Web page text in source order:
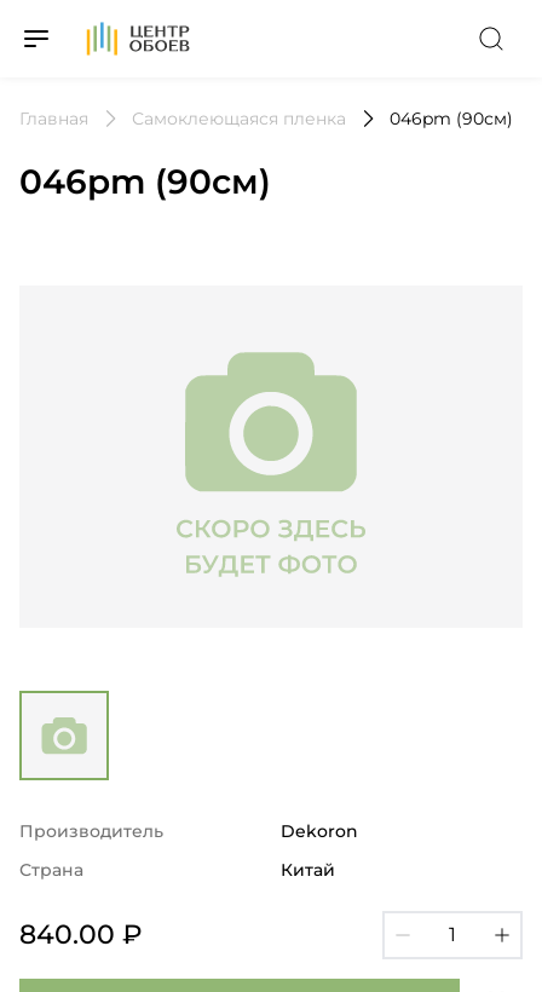
На Главную
Главная Самоклеющаяся пленка 046pm (90см)
046pm (90см)
Производитель
Dekoron
Страна
Китай
840.00 ₽